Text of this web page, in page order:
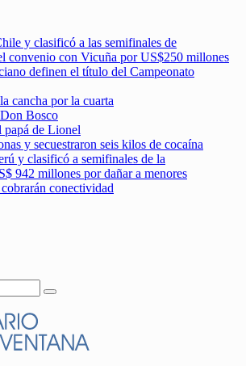
y clasificó a las semifinales de
convenio con Vicuña por US$250 millones
definen el título del Campeonato
cancha por la cuarta
Bosco
papá de Lionel
y secuestraron seis kilos de cocaína
y clasificó a semifinales de la
942 millones por dañar a menores
conectividad